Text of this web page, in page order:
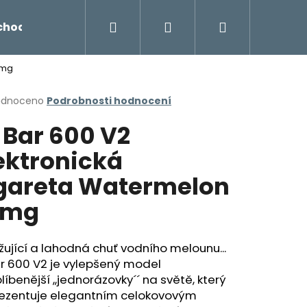
Napište námPřihlášení
Podrobnosti hodnocení
600 V2
Watermelon
a lahodná chuť vodního melounu...
600 V2 je vylepšený model
,,jednorázovky´´ na světě, který
elegantním celokovovým